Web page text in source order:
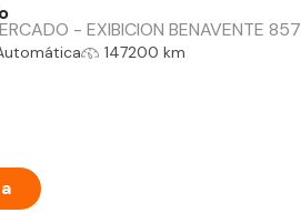
- EXIBICION
147200 km